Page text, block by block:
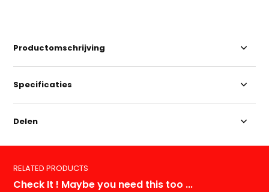
Productomschrijving
Specificaties
Delen
RELATED PRODUCTS
Check It ! Maybe you need this too ...